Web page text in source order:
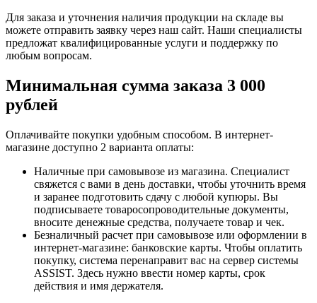
Для заказа и уточнения наличия продукции на складе вы
можете отправить заявку через наш сайт. Наши специалисты
предложат квалифицированные услуги и поддержку по
любым вопросам.
Минимальная сумма заказа 3 000
рублей
Оплачивайте покупки удобным способом. В интернет-
магазине доступно 2 варианта оплаты:
Наличные при самовывозе из магазина. Специалист
свяжется с вами в день доставки, чтобы уточнить время
и заранее подготовить сдачу с любой купюры. Вы
подписываете товаросопроводительные документы,
вносите денежные средства, получаете товар и чек.
Безналичный расчет при самовывозе или оформлении в
интернет-магазине: банковские карты. Чтобы оплатить
покупку, система перенаправит вас на сервер системы
ASSIST. Здесь нужно ввести номер карты, срок
действия и имя держателя.